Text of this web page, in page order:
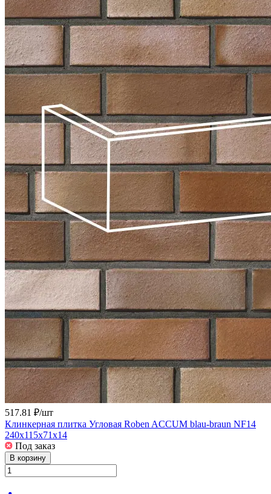
517.81 ₽/шт
Клинкерная плитка Угловая Roben ACCUM blau-braun NF14
240x115x71x14
Под заказ
В корзину